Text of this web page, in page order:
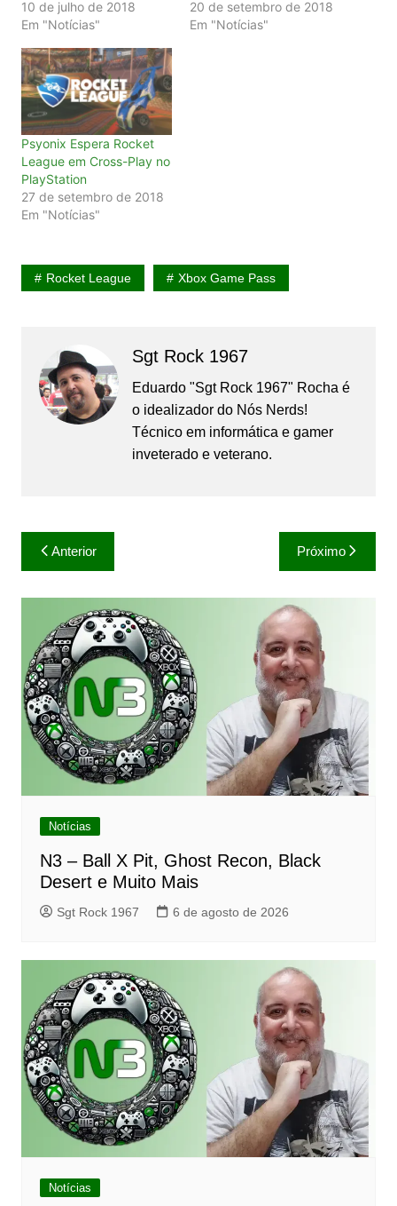
10 de julho de 2018
Em "Notícias"
20 de setembro de 2018
Em "Notícias"
Psyonix Espera Rocket
League em Cross-Play no
PlayStation
27 de setembro de 2018
Em "Notícias"
Rocket League Xbox Game Pass
Sgt Rock 1967
Eduardo "Sgt Rock 1967" Rocha é
o idealizador do Nós Nerds!
Técnico em informática e gamer
inveterado e veterano.
Navegação
de
Post
Anterior Próximo
Notícias
N3 – Ball X Pit, Ghost Recon, Black
Desert e Muito Mais
Sgt Rock 1967 6 de agosto de 2026
Notícias